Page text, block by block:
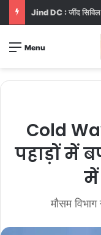
Menu
Cold
पहाड़ों में
में
मौसम